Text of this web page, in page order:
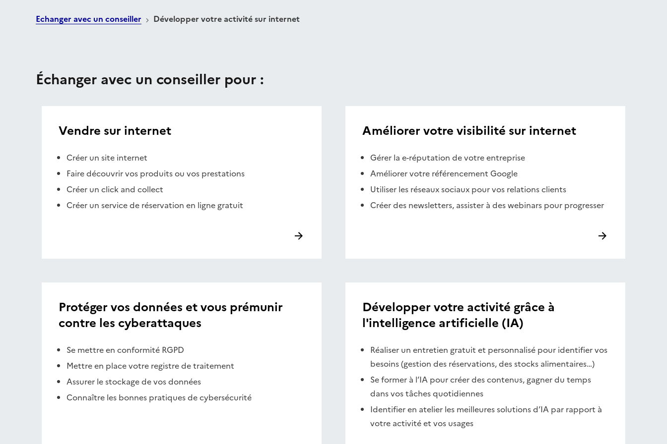
Echanger avec un conseiller Développer votre activité sur internet
Échanger avec un conseiller pour :
Vendre sur internet
Créer un site internet
Faire découvrir vos produits ou vos prestations
Créer un click and collect
Créer un service de réservation en ligne gratuit
Améliorer votre visibilité sur internet
Gérer la e-réputation de votre entreprise
Améliorer votre référencement Google
Utiliser les réseaux sociaux pour vos relations clients
Créer des newsletters, assister à des webinars pour progresser
Protéger vos données et vous prémunir
contre les cyberattaques
Se mettre en conformité RGPD
Mettre en place votre registre de traitement
Assurer le stockage de vos données
Connaître les bonnes pratiques de cybersécurité
Développer votre activité grâce à
l'intelligence artificielle (IA)
Réaliser un entretien gratuit et personnalisé pour identifier vos
besoins (gestion des réservations, des stocks alimentaires…)
Se former à l’IA pour créer des contenus, gagner du temps
dans vos tâches quotidiennes
Identifier en atelier les meilleures solutions d’IA par rapport à
votre activité et vos usages